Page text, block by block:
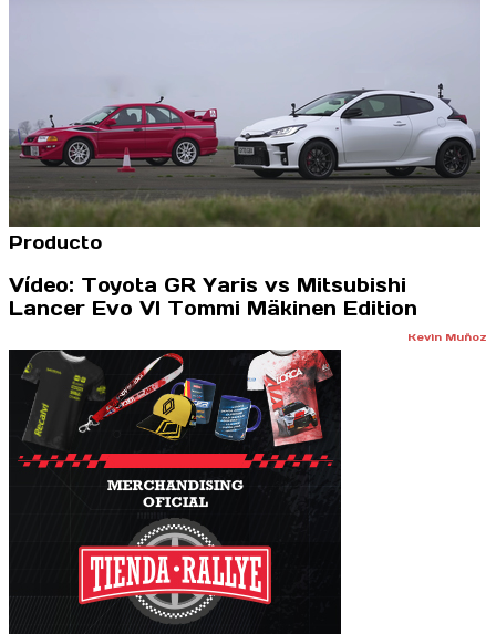
Producto
Vídeo: Toyota GR Yaris vs Mitsubishi
Lancer Evo VI Tommi Mäkinen Edition
Kevin Muñoz